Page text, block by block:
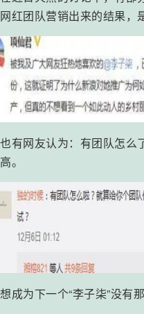
网红团队营销出来的结果，
也有网友认为：有团队怎么
高。
想成为下一个“李子柒”没有